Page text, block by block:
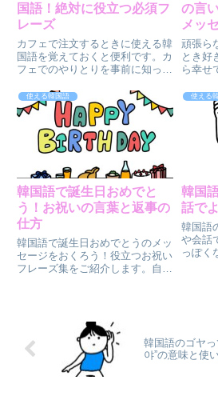
国語！絶対に役立つ必須フ
レーズ
カフェで注文するときに使える韓
国語を覚えておくと便利です。カ
フェでのやりとりを事前に知って
では店員さんとの会話でよく使わ
れるフレーズをご紹介します。カ
フェで注文するときに使える韓国
語をぜひマスターしてください
の言
メッ
頑張ら
とき好
ら幸せ
えばい
にも
めま
ださ
使える韓国語
韓国語で誕生日おめでと
う！お祝いの言葉と返事の
仕方
韓国語で誕生日おめでとうのメッ
セージをおくろう！役立つお祝い
フレーズ集をご紹介します。自分
使える
韓国
話で
韓国語
や会話
っぽく
韓国語のゴヤ
야”の意味と使